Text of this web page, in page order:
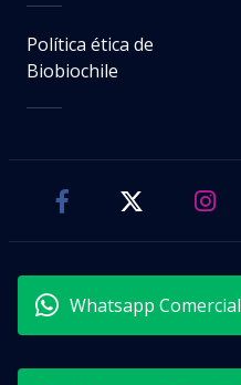
Política ética de
Biobiochile
Whatsapp Comercial